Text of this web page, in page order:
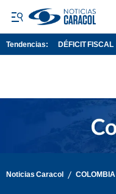
Tendencias: DÉFICIT FISCAL
Noticias Caracol / COLOMBIA